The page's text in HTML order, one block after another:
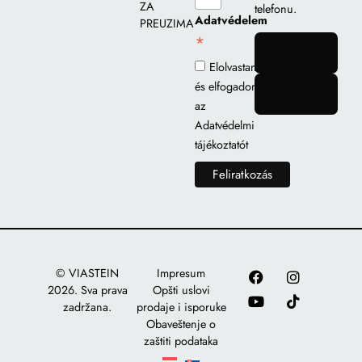
ZA
PREUZIMANJEAdatvédelem
*
Elolvastam
és elfogadom
az
Adatvédelmi
tájékoztatót
telefonu.
© VIASTEIN
2026. Sva prava
zadržana.
Impresum
Opšti uslovi
prodaje i isporuke
Obaveštenje o
zaštiti podataka